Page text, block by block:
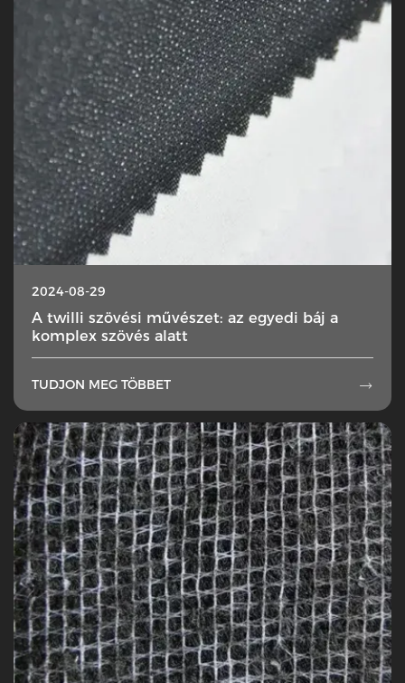
2024-08-29
A twilli szövési művészet: az egyedi báj a
komplex szövés alatt
TUDJON MEG TÖBBET 